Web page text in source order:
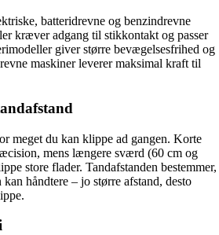
batteridrevne og benzindrevne
kræver adgang til stikkontakt og passer
giver større bevægelsesfrihed og
maskiner leverer maksimal kraft til
meget du kan klippe ad gangen. Korte
mens længere sværd (60 cm og
store flader. Tandafstanden bestemmer,
håndtere – jo større afstand, desto